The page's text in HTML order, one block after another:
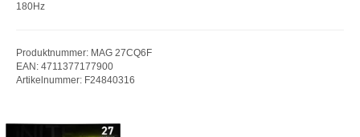
180Hz
Produktnummer: MAG 27CQ6F
EAN: 4711377177900
Artikelnummer: F24840316